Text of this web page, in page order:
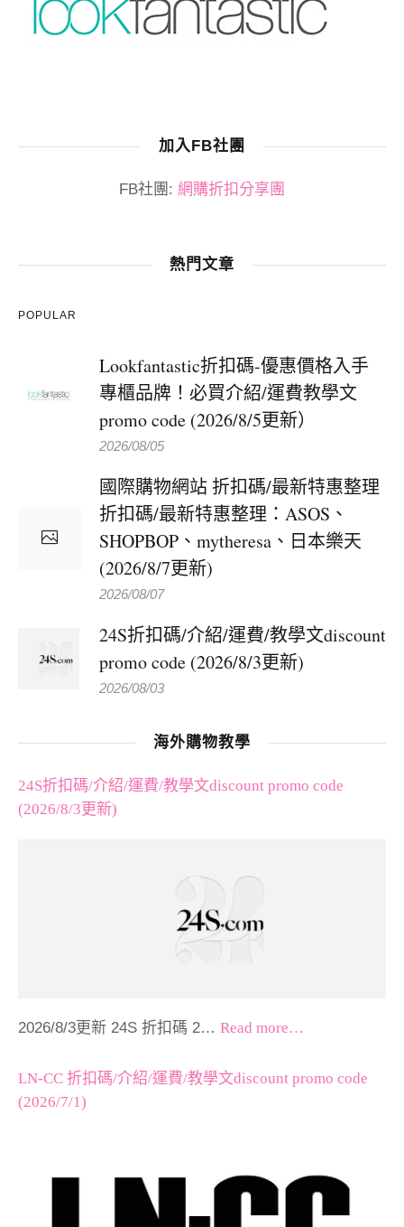
加入FB社團
FB社團: 網購折扣分享團
熱門文章
POPULAR
Lookfantastic折扣碼-優惠價格入手
專櫃品牌！必買介紹/運費教學文
promo code (2026/8/5更新）
2026/08/05
國際購物網站 折扣碼/最新特惠整理
折扣碼/最新特惠整理：ASOS、
SHOPBOP、mytheresa、日本樂天
(2026/8/7更新)
2026/08/07
24S折扣碼/介紹/運費/教學文discount
promo code (2026/8/3更新)
2026/08/03
海外購物教學
24S折扣碼/介紹/運費/教學文discount promo code
(2026/8/3更新)
2026/8/3更新 24S 折扣碼 2… Read more…
LN-CC 折扣碼/介紹/運費/教學文discount promo code
(2026/7/1)